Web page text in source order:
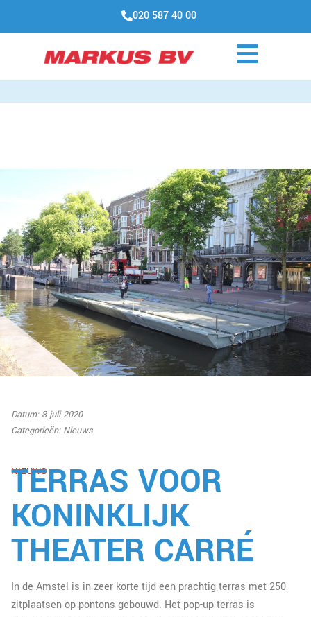
020 587 40 00
Datum: 8 juli 2020
Categorieën: Nieuws
NIEUWS
TERRAS VOOR
KONINKLIJK
THEATER CARRÉ
In de Amstel is in zeer korte tijd een prachtig terras met 250
zitplaatsen op pontons gebouwd. Het pop-up terras is